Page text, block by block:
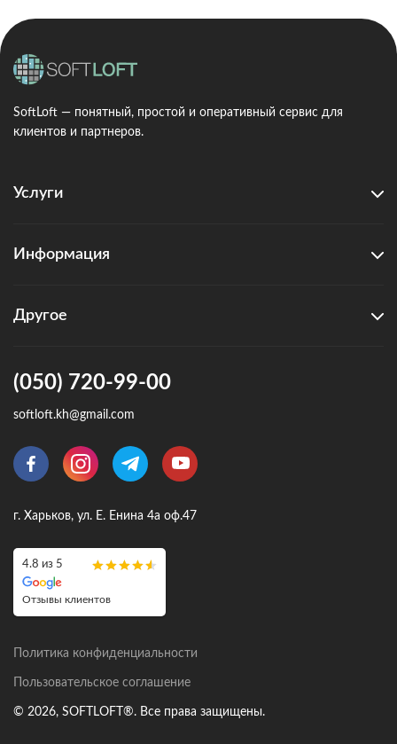
SoftLoft — понятный, простой и оперативный сервис для
клиентов и партнеров.
Услуги
Информация
Другое
(050) 720-99-00
softloft.kh@gmail.com
г. Харьков, ул. Е. Енина 4а оф.47
4.8 из 5
Отзывы клиентов
Политика конфиденциальности
Пользовательское соглашение
© 2026, SOFTLOFT®. Все права защищены.